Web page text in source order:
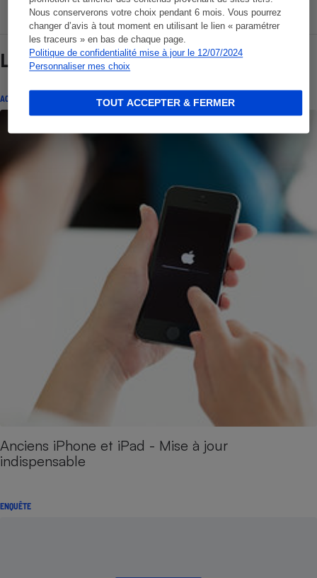
Nous conserverons votre choix pendant 6 mois. Vous pourrez
changer d’avis à tout moment en utilisant le lien « paramétrer
les traceurs » en bas de chaque page.
Politique de confidentialité mise à jour le 12/07/2024
Personnaliser mes choix
TOUT ACCEPTER & FERMER
Lire aussi
ACTUALITÉ
Anciens iPhone et iPad - Mise à jour
indispensable
ENQUÊTE